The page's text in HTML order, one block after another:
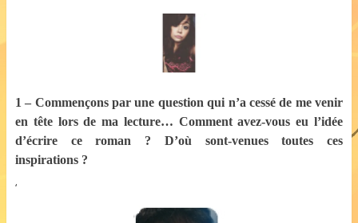
1 – Commençons par une question qui n’a cessé de me venir
en tête lors de ma lecture… Comment avez-vous eu l’idée
d’écrire ce roman ? D’où sont-venues toutes ces
inspirations ?
‘